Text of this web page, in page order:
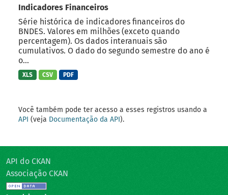
Indicadores Financeiros
Série histórica de indicadores financeiros do
BNDES. Valores em milhões (exceto quando
percentagem). Os dados interanuais são
cumulativos. O dado do segundo semestre do ano é
o...
XLS CSV PDF
Você também pode ter acesso a esses registros usando a
API (veja Documentação da API).
API do CKAN
Associação CKAN